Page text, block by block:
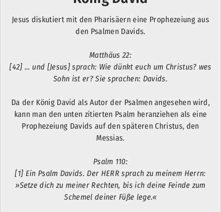
Jesus diskutiert mit den Pharisäern eine Prophezeiung aus
den Psalmen Davids.
Matthäus 22:
[42] … und [Jesus] sprach: Wie dünkt euch um Christus? wes
Sohn ist er? Sie sprachen: Davids.
Da der König David als Autor der Psalmen angesehen wird,
kann man den unten zitierten Psalm heranziehen als eine
Prophezeiung Davids auf den späteren Christus, den
Messias.
Psalm 110:
[1] Ein Psalm Davids. Der HERR sprach zu meinem Herrn:
»Setze dich zu meiner Rechten, bis ich deine Feinde zum
Schemel deiner Füße lege.«